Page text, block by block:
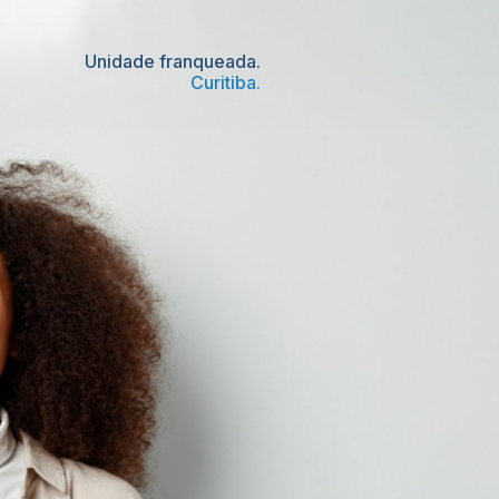
Unidade franqueada.
Curitiba.